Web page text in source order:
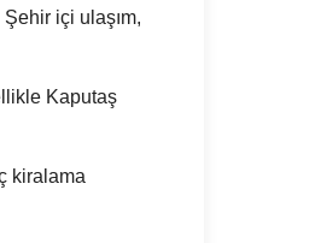
içi ulaşım,
Kaputaş
kiralama